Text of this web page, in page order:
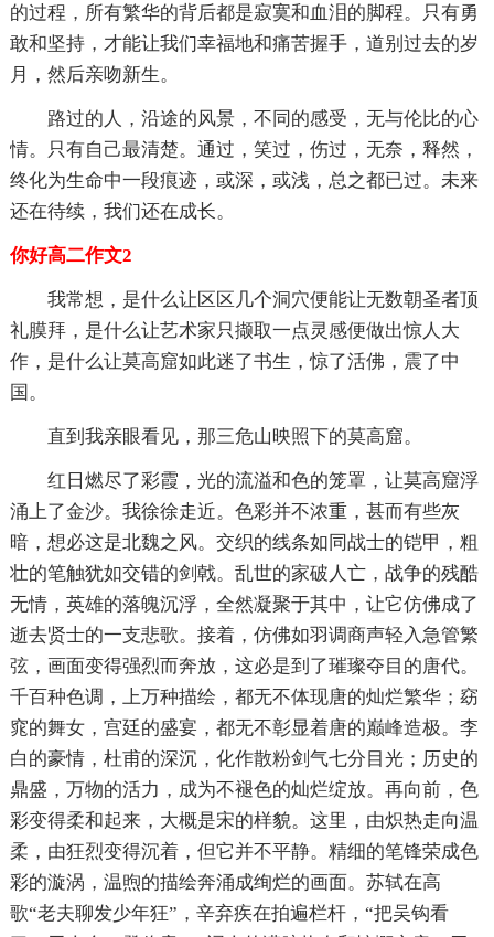
的过程，所有繁华的背后都是寂寞和血泪的脚程。只有勇
敢和坚持，才能让我们幸福地和痛苦握手，道别过去的岁
月，然后亲吻新生。
路过的人，沿途的风景，不同的感受，无与伦比的心
情。只有自己最清楚。通过，笑过，伤过，无奈，释然，
终化为生命中一段痕迹，或深，或浅，总之都已过。未来
还在待续，我们还在成长。
你好高二作文2
我常想，是什么让区区几个洞穴便能让无数朝圣者顶
礼膜拜，是什么让艺术家只撷取一点灵感便做出惊人大
作，是什么让莫高窟如此迷了书生，惊了活佛，震了中
国。
直到我亲眼看见，那三危山映照下的莫高窟。
红日燃尽了彩霞，光的流溢和色的笼罩，让莫高窟浮
涌上了金沙。我徐徐走近。色彩并不浓重，甚而有些灰
暗，想必这是北魏之风。交织的线条如同战士的铠甲，粗
壮的笔触犹如交错的剑戟。乱世的家破人亡，战争的残酷
无情，英雄的落魄沉浮，全然凝聚于其中，让它仿佛成了
逝去贤士的一支悲歌。接着，仿佛如羽调商声轻入急管繁
弦，画面变得强烈而奔放，这必是到了璀璨夺目的唐代。
千百种色调，上万种描绘，都无不体现唐的灿烂繁华；窈
窕的舞女，宫廷的盛宴，都无不彰显着唐的巅峰造极。李
白的豪情，杜甫的深沉，化作散粉剑气七分目光；历史的
鼎盛，万物的活力，成为不褪色的灿烂绽放。再向前，色
彩变得柔和起来，大概是宋的样貌。这里，由炽热走向温
柔，由狂烈变得沉着，但它并不平静。精细的笔锋荣成色
彩的漩涡，温煦的描绘奔涌成绚烂的画面。苏轼在高
歌“老夫聊发少年狂”，辛弃疾在拍遍栏杆，“把吴钩看